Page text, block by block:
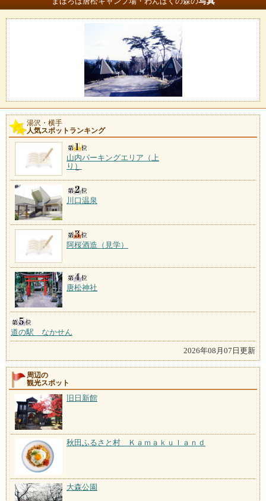
湯沢・横手
人気スポットランキング
山内パーキングエリア（上
り）
川口温泉
阿桜酒造（見学）
唐松神社
道の駅 なかせん
2026年08月07日更新
周辺の
観光スポット
旧日新館
秋田ふるさと村 Ｋａｍａｋｕｌａｎｄ
大森公園